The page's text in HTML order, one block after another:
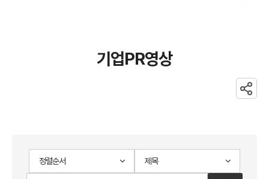
기업PR영상
공유
기업PR영상
게시물
검색
검색순서
검색
검색어